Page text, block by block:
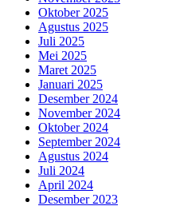
Oktober 2025
Agustus 2025
Juli 2025
Mei 2025
Maret 2025
Januari 2025
Desember 2024
November 2024
Oktober 2024
September 2024
Agustus 2024
Juli 2024
April 2024
Desember 2023